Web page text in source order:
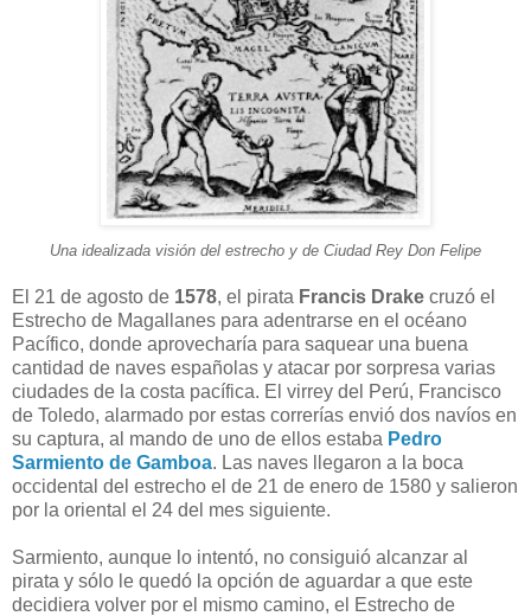
Una idealizada visión del estrecho y de Ciudad Rey Don Felipe
El 21 de agosto de 1578, el pirata Francis Drake cruzó el
Estrecho de Magallanes para adentrarse en el océano
Pacífico, donde aprovecharía para saquear una buena
cantidad de naves españolas y atacar por sorpresa varias
ciudades de la costa pacífica. El virrey del Perú, Francisco
de Toledo, alarmado por estas correrías envió dos navíos en
su captura, al mando de uno de ellos estaba Pedro
Sarmiento de Gamboa. Las naves llegaron a la boca
occidental del estrecho el de 21 de enero de 1580 y salieron
por la oriental el 24 del mes siguiente.
Sarmiento, aunque lo intentó, no consiguió alcanzar al
pirata y sólo le quedó la opción de aguardar a que este
decidiera volver por el mismo camino, el Estrecho de